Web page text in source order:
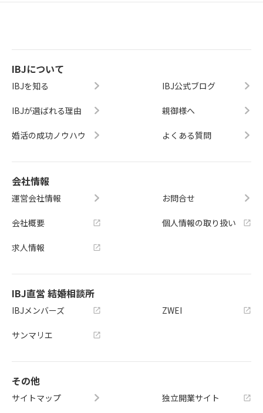
IBJについて
IBJを知る
IBJが選ばれる理由
婚活の成功ノウハウ
IBJ公式ブログ
親御様へ
よくある質問
会社情報
運営会社情報
会社概要
求人情報
お問合せ
個人情報の取り扱い
IBJ直営 結婚相談所
IBJメンバーズ
サンマリエ
ZWEI
その他
サイトマップ
独立開業サイト